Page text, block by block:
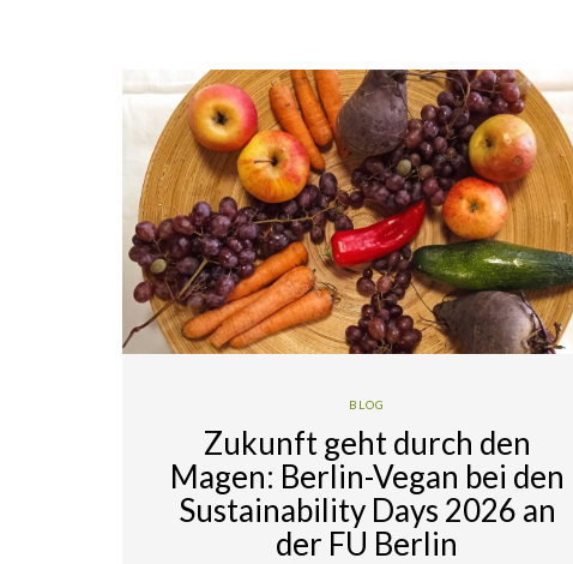
BLOG
Zukunft geht durch den
Magen: Berlin-Vegan bei den
Sustainability Days 2026 an
der FU Berlin